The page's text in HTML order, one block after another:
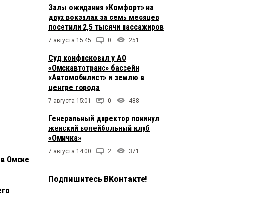
Омске
Залы ожидания «Комфорт» на
двух вокзалах за семь месяцев
посетили 2,5 тысячи пассажиров
7 августа 15:45 0 251
Суд конфисковал у АО
«Омскавтотранс» бассейн
«Автомобилист» и землю в
центре города
7 августа 15:01 0 488
Генеральный директор покинул
женский волейбольный клуб
«Омичка»
7 августа 14:00 2 371
Подпишитесь ВКонтакте!